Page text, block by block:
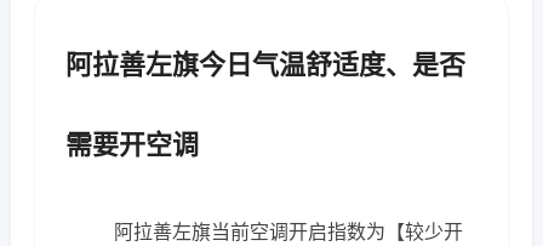
阿拉善左旗今日气温舒适度、是否
需要开空调
阿拉善左旗当前空调开启指数为【较少开